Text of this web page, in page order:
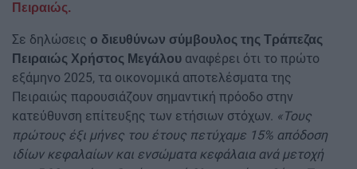
Πειραιώς.
Σε δηλώσεις ο διευθύνων σύμβουλος της Τράπεζας
Πειραιώς Χρήστος Μεγάλου αναφέρει ότι το πρώτο
εξάμηνο 2025, τα οικονομικά αποτελέσματα της
Πειραιώς παρουσιάζουν σημαντική πρόοδο στην
κατεύθυνση επίτευξης των ετήσιων στόχων. «Τους
πρώτους έξι μήνες του έτους πετύχαμε 15% απόδοση
ιδίων κεφαλαίων και ενσώματα κεφάλαια ανά μετοχή